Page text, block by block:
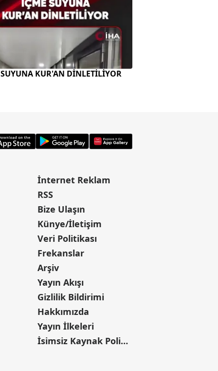
KUR'AN DİNLETİLİYOR
İnternet Reklam
RSS
Bize Ulaşın
Künye/İletişim
Veri Politikası
Frekanslar
Arşiv
Yayın Akışı
Gizlilik Bildirimi
Hakkımızda
Yayın İlkeleri
İsimsiz Kaynak Politikası